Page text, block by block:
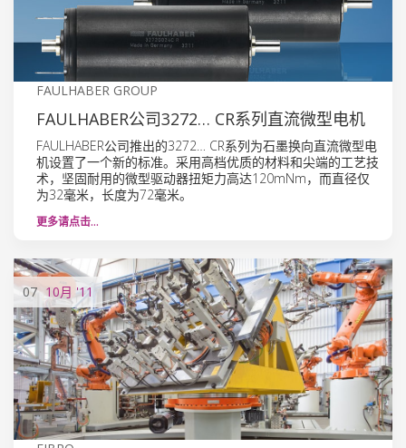
FAULHABER GROUP
FAULHABER公司3272… CR系列直流微型电机
FAULHABER公司推出的3272… CR系列为石墨换向直流微型电
机设置了一个新的标准。采用高档优质的材料和尖端的工艺技
术，坚固耐用的微型驱动器扭矩力高达120mNm，而直径仅
为32毫米，长度为72毫米。
更多请点击…
07 10月 '11